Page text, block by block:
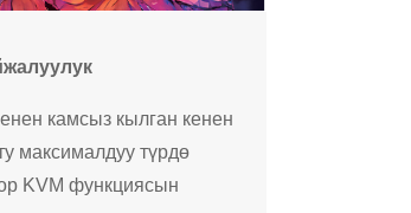
камсыз кылган кенен
максималдуу түрдө
KVM функциясын